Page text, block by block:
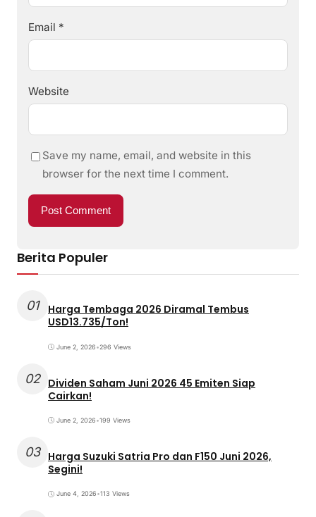
Email *
Website
Save my name, email, and website in this
browser for the next time I comment.
Berita Populer
01
Harga Tembaga 2026 Diramal Tembus
USD13.735/Ton!
June 2, 2026•296 Views
02 Dividen Saham Juni 2026 45 Emiten Siap
Cairkan!
June 2, 2026•199 Views
03 Harga Suzuki Satria Pro dan F150 Juni 2026,
Segini!
June 4, 2026•113 Views